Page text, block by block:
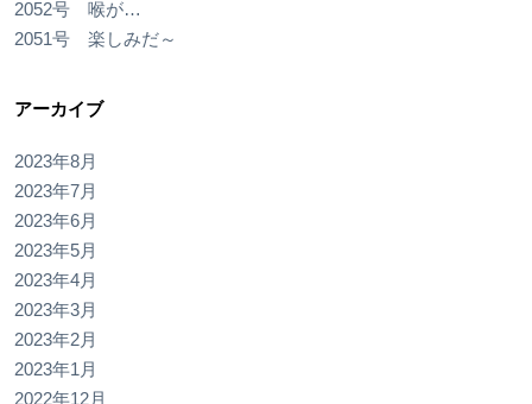
2052号 喉が…
2051号 楽しみだ～
アーカイブ
2023年8月
2023年7月
2023年6月
2023年5月
2023年4月
2023年3月
2023年2月
2023年1月
2022年12月